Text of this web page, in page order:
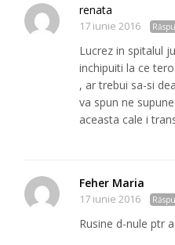
renata
17 iunie 2016
Lucrez in spitalul
inchipuiti la ce
, ar trebui sa-si
va spun ne
aceasta cale i
Feher Maria
17 iunie 2016
Rusine d-nule ptr